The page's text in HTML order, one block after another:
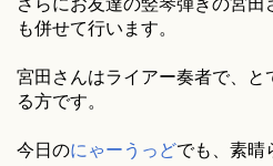
さらにお友達の竪琴弾きの宮
も併せて行います。
宮田さんはライアー奏者で、と
る方です。
今日のにゃーうっどでも、素晴